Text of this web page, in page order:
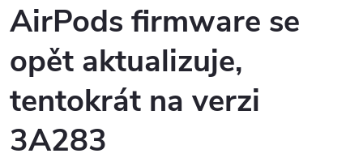
AirPods firmware se
opět aktualizuje,
tentokrát na verzi
3A283